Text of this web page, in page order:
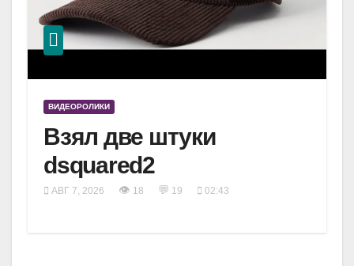
ВИДЕОРОЛИКИ
Взял две штуки
dsquared2
АВГ 7, 2026 👁 18 💬 19 02:43